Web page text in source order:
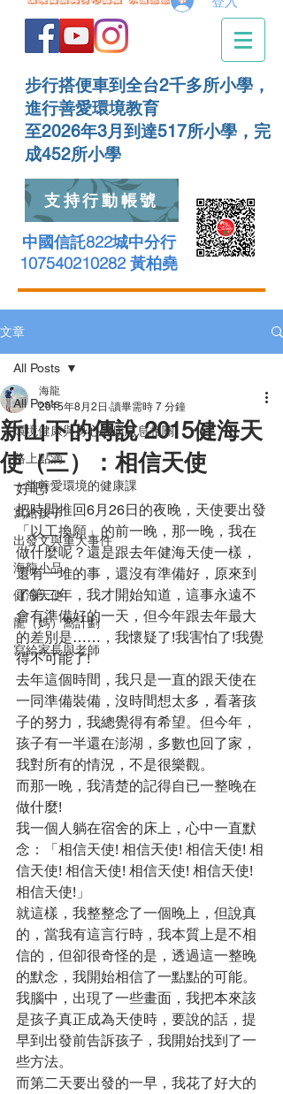
步行搭便車到全台2千多所小學，
進行善愛環境教育
至2026年3月到達517所小學，完
成452所小學
支持行動帳號
中國信託822城中分行
107540210282 黃柏堯
文章
All Posts
環境健康與身心健康息息相關
路上點滴
一堂善愛環境的健康課
寫給孩子
出發文與重大事件
海龍小品
健海天使
龍（媽）窩計劃
寫給家長與老師
All Posts
新山下的傳說 2015健海天
使（三）：相信天使
海龍
2015年8月2日 讀畢需時 7 分鐘
好吧!
把時間推回6月26日的夜晚，天使要出發
「以工換願」的前一晚，那一晚，我在
做什麼呢？還是跟去年健海天使一樣，
還有一堆的事，還沒有準備好，原來到
了第二年，我才開始知道，這事永遠不
會有準備好的一天，但今年跟去年最大
的差別是……，我懷疑了!我害怕了!我覺
得不可能了!
去年這個時間，我只是一直的跟天使在
一同準備裝備，沒時間想太多，看著孩
子的努力，我總覺得有希望。但今年，
孩子有一半還在澎湖，多數也回了家，
我對所有的情況，不是很樂觀。
而那一晚，我清楚的記得自已一整晚在
做什麼!
我一個人躺在宿舍的床上，心中一直默
念：「相信天使! 相信天使! 相信天使! 相
信天使! 相信天使! 相信天使! 相信天使!
相信天使!」
就這樣，我整整念了一個晚上，但說真
的，當我有這言行時，我本質上是不相
信的，但卻很奇怪的是，透過這一整晚
的默念，我開始相信了一點點的可能。
我腦中，出現了一些畫面，我把本來該
是孩子真正成為天使時，要說的話，提
早到出發前告訴孩子，我開始找到了一
些方法。
而第二天要出發的一早，我花了好大的